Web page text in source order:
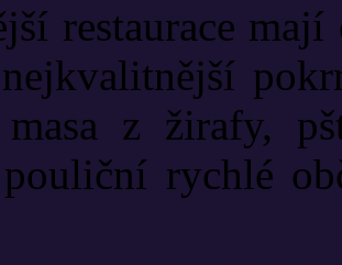
restaurace
masa z žirafy,
rychlé